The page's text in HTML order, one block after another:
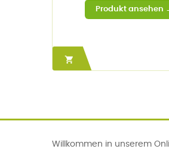

Willkommen in unserem